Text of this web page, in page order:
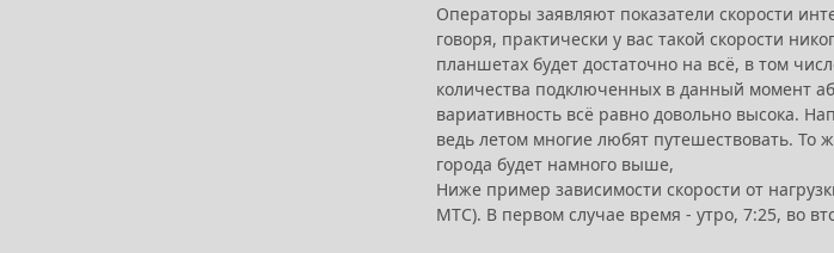
Операторы заявляют показатели скорости
говоря, практически у вас такой скорости
планшетах будет достаточно на всё, в том
количества подключенных в данный момент
вариативность всё равно довольно высока.
ведь летом многие любят путешествовать. То
города будет намного выше,
Ниже пример зависимости скорости от
МТС). В первом случае время - утро, 7:25, во